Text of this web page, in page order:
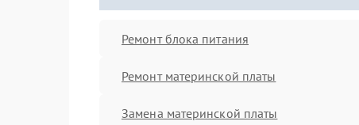
Ремонт блока питания
Ремонт материнской платы
Замена материнской платы